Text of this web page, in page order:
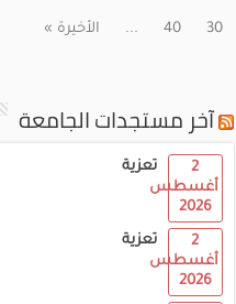
30
40
... الأخيرة »
آخر مستجدات الجامعة
تعزية
2
أغسطس
2026
تعزية
2
أغسطس
2026